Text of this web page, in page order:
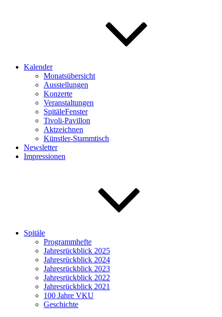
Kalender
Monatsübersicht
Ausstellungen
Konzerte
Veranstaltungen
SpitäleFenster
Tivoli-Pavillon
Aktzeichnen
Künstler-Stammtisch
Newsletter
Impressionen
Spitäle
Programmhefte
Jahresrückblick 2025
Jahresrückblick 2024
Jahresrückblick 2023
Jahresrückblick 2022
Jahresrückblick 2021
100 Jahre VKU
Geschichte